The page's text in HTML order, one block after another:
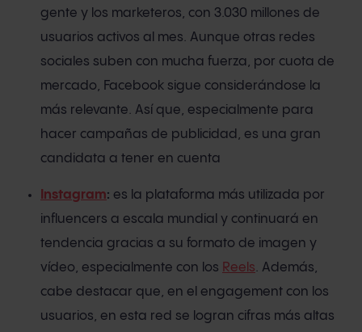
gente y los marketeros, con 3.030 millones de
usuarios activos al mes. Aunque otras redes
sociales suben con mucha fuerza, por cuota de
mercado, Facebook sigue considerándose la
más relevante. Así que, especialmente para
hacer campañas de publicidad, es una gran
candidata a tener en cuenta
Instagram: es la plataforma más utilizada por
influencers a escala mundial y continuará en
tendencia gracias a su formato de imagen y
vídeo, especialmente con los Reels. Además,
cabe destacar que, en el engagement con los
usuarios, en esta red se logran cifras más altas